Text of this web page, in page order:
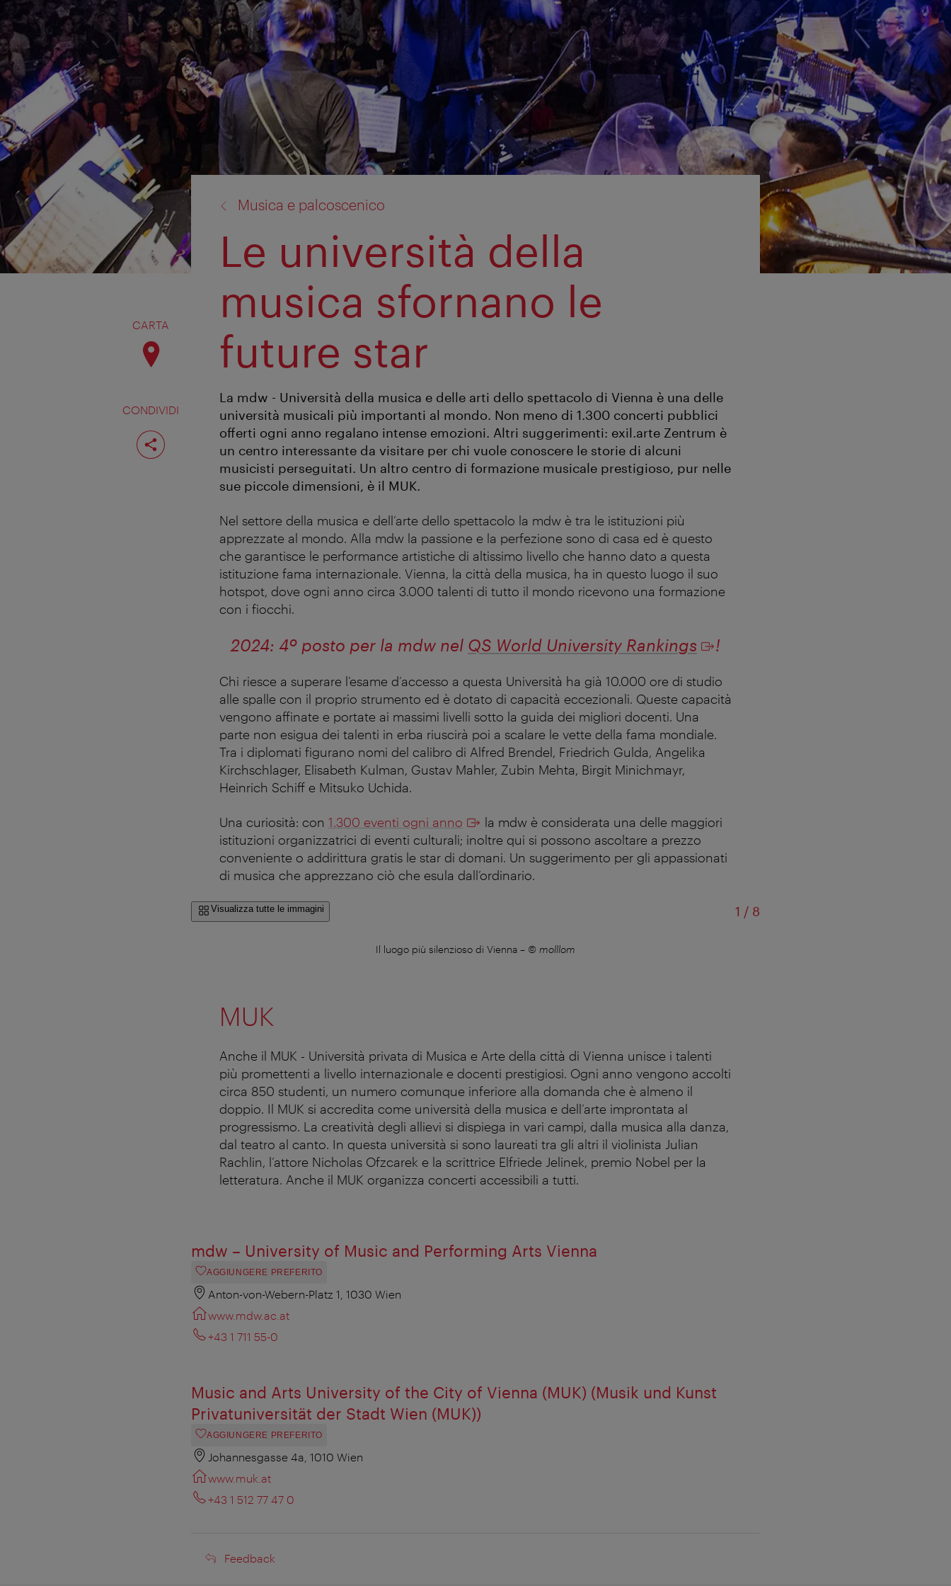
CARTA
CONDIVIDI
Condividi
pagina
Musica e palcoscenico
Le università della
musica sfornano le
future star
La mdw - Università della musica e delle arti dello spettacolo di Vienna è una delle
università musicali più importanti al mondo. Non meno di 1.300 concerti pubblici
offerti ogni anno regalano intense emozioni. Altri suggerimenti: exil.arte Zentrum è
un centro interessante da visitare per chi vuole conoscere le storie di alcuni
musicisti perseguitati. Un altro centro di formazione musicale prestigioso, pur nelle
sue piccole dimensioni, è il MUK.
Nel settore della musica e dell’arte dello spettacolo la mdw è tra le istituzioni più
apprezzate al mondo. Alla mdw la passione e la perfezione sono di casa ed è questo
che garantisce le performance artistiche di altissimo livello che hanno dato a questa
istituzione fama internazionale. Vienna, la città della musica, ha in questo luogo il suo
hotspot, dove ogni anno circa 3.000 talenti di tutto il mondo ricevono una formazione
con i fiocchi.
2024: 4º posto per la mdw nel QS World University Rankings !
Chi riesce a superare l’esame d’accesso a questa Università ha già 10.000 ore di studio
alle spalle con il proprio strumento ed è dotato di capacità eccezionali. Queste capacità
vengono affinate e portate ai massimi livelli sotto la guida dei migliori docenti. Una
parte non esigua dei talenti in erba riuscirà poi a scalare le vette della fama mondiale.
Tra i diplomati figurano nomi del calibro di Alfred Brendel, Friedrich Gulda, Angelika
Kirchschlager, Elisabeth Kulman, Gustav Mahler, Zubin Mehta, Birgit Minichmayr,
Heinrich Schiff e Mitsuko Uchida.
Una curiosità: con 1.300 eventi ogni anno
la mdw è considerata una delle maggiori
istituzioni organizzatrici di eventi culturali; inoltre qui si possono ascoltare a prezzo
conveniente o addirittura gratis le star di domani. Un suggerimento per gli appassionati
di musica che apprezzano ciò che esula dall’ordinario.
Visualizza tutte le immagini 1 /di
8
Il luogo più silenzioso di Vienna – © molllom
MUK
Anche il MUK - Università privata di Musica e Arte della città di Vienna unisce i talenti
più promettenti a livello internazionale e docenti prestigiosi. Ogni anno vengono accolti
circa 850 studenti, un numero comunque inferiore alla domanda che è almeno il
doppio. Il MUK si accredita come università della musica e dell’arte improntata al
progressismo. La creatività degli allievi si dispiega in vari campi, dalla musica alla danza,
dal teatro al canto. In questa università si sono laureati tra gli altri il violinista Julian
Rachlin, l’attore Nicholas Ofzcarek e la scrittrice Elfriede Jelinek, premio Nobel per la
letteratura. Anche il MUK organizza concerti accessibili a tutti.
mdw – University of Music and Performing Arts Vienna
AGGIUNGERE PREFERITO
Anton-von-Webern-Platz 1, 1030 Wien
www.mdw.ac.at
+43 1 711 55-0
Music and Arts University of the City of Vienna (MUK) (Musik und Kunst
Privatuniversität der Stadt Wien (MUK))
AGGIUNGERE PREFERITO
Johannesgasse 4a, 1010 Wien
www.muk.at
+43 1 512 77 47 0‎
Feedback
Feedback